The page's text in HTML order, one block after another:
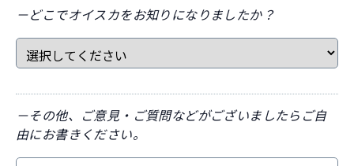
－どこでオイスカをお知りになりましたか？
－その他、ご意見・ご質問などがございましたらご自
由にお書きください。